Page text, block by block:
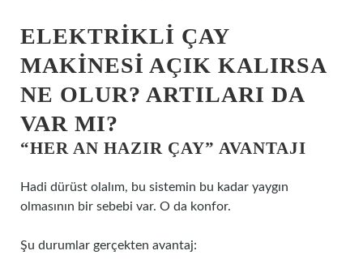
ELEKTRIKLI ÇAY
MAKINESI AÇIK KALIRSA
NE OLUR? ARTILARI DA
VAR MI?
“HER AN HAZIR ÇAY” AVANTAJI
Hadi dürüst olalım, bu sistemin bu kadar yaygın
olmasının bir sebebi var. O da konfor.
Şu durumlar gerçekten avantaj: